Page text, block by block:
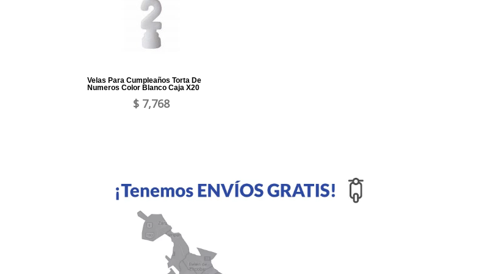
Velas Para Cumpleaños Torta De
Numeros Color Blanco Caja X20
$ 7,768